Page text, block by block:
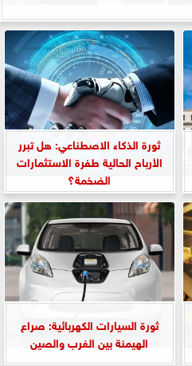
ثورة الذكاء الاصطناعي: هل تبرر
الأرباح الحالية طفرة الاستثمارات
الضخمة؟
ثورة السيارات الكهربائية: صراع
الهيمنة بين الغرب والصين